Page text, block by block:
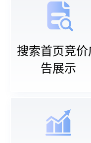
搜索首页竞价
告展示